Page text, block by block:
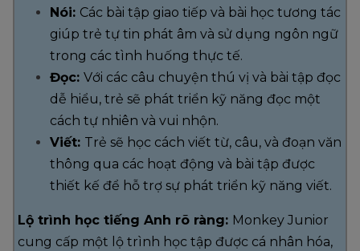
Nói: Các bài tập giao tiếp và bài học tương tác
giúp trẻ tự tin phát âm và sử dụng ngôn ngữ
trong các tình huống thực tế.
Đọc: Với các câu chuyện thú vị và bài tập đọc
dễ hiểu, trẻ sẽ phát triển kỹ năng đọc một
cách tự nhiên và vui nhộn.
Viết: Trẻ sẽ học cách viết từ, câu, và đoạn văn
thông qua các hoạt động và bài tập được
thiết kế để hỗ trợ sự phát triển kỹ năng viết.
Lộ trình học tiếng Anh rõ ràng: Monkey Junior
cung cấp một lộ trình học tập được cá nhân hóa,